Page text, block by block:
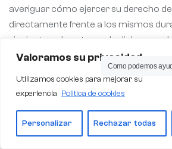
Valoramos su privacidad
Utilizamos cookies para mejorar su
experiencia Politica de cookies
Personalizar Rechazar todas
averiguar cómo ejercer su derecho
directamente frente a los mismos
siguientes a la entrega de dichos
Usuario debe haber conservado toda
relación con la garantía de los
9. EXONERACIÓN
SHOP ACCOUNT
Como podemos